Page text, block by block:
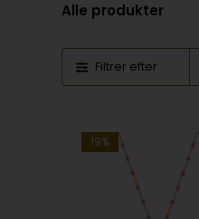
Alle produkter
Filtrer efter
19%